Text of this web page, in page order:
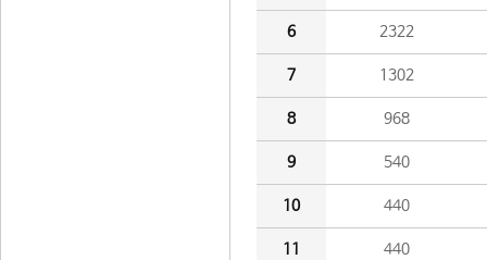
6 2322
7 1302
8 968
9 540
10 440
11 440